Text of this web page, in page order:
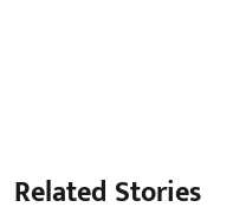
Related Stories